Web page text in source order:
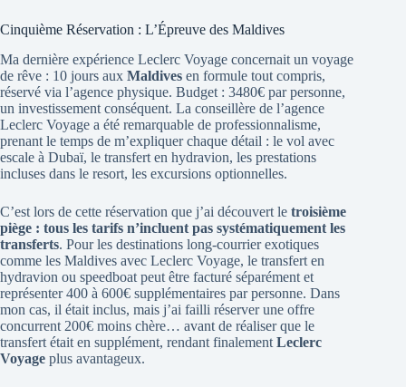
Cinquième Réservation : L’Épreuve des Maldives
Ma dernière expérience Leclerc Voyage concernait un voyage
de rêve : 10 jours aux Maldives en formule tout compris,
réservé via l’agence physique. Budget : 3480€ par personne,
un investissement conséquent. La conseillère de l’agence
Leclerc Voyage a été remarquable de professionnalisme,
prenant le temps de m’expliquer chaque détail : le vol avec
escale à Dubaï, le transfert en hydravion, les prestations
incluses dans le resort, les excursions optionnelles.
C’est lors de cette réservation que j’ai découvert le troisième
piège : tous les tarifs n’incluent pas systématiquement les
transferts. Pour les destinations long-courrier exotiques
comme les Maldives avec Leclerc Voyage, le transfert en
hydravion ou speedboat peut être facturé séparément et
représenter 400 à 600€ supplémentaires par personne. Dans
mon cas, il était inclus, mais j’ai failli réserver une offre
concurrent 200€ moins chère… avant de réaliser que le
transfert était en supplément, rendant finalement Leclerc
Voyage plus avantageux.